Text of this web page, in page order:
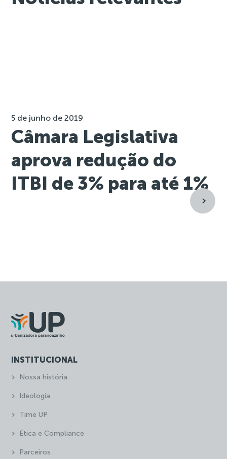
5 de junho de 2019
Câmara Legislativa
aprova redução do
ITBI de 3% para até 1%
INSTITUCIONAL
Nossa história
Ideologia
Time UP
Ética e Compliance
Parceiros